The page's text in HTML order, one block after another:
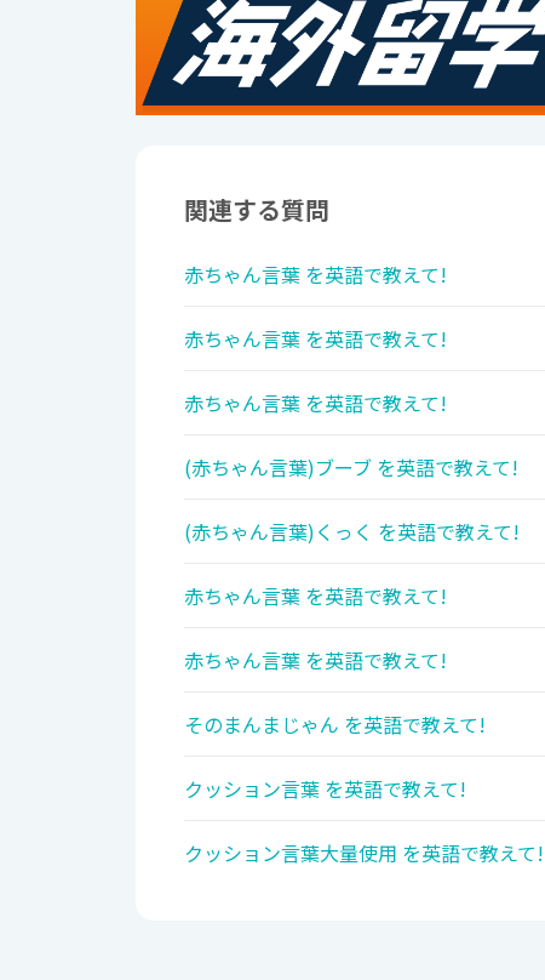
関連する質問
赤ちゃん言葉 を英語で教えて!
赤ちゃん言葉 を英語で教えて!
赤ちゃん言葉 を英語で教えて!
(赤ちゃん言葉)ブーブ を英語で教えて!
(赤ちゃん言葉)くっく を英語で教えて!
赤ちゃん言葉 を英語で教えて!
赤ちゃん言葉 を英語で教えて!
そのまんまじゃん を英語で教えて!
クッション言葉 を英語で教えて!
クッション言葉大量使用 を英語で教えて!